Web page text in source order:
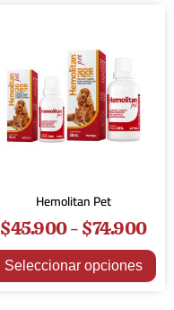
Hemolitan Pet
$45.900-$74.900
Seleccionar opciones